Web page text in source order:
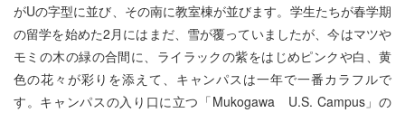
がUの字型に並び、その南に教室棟が並びます。学生たちが春学期
の留学を始めた2月にはまだ、雪が覆っていましたが、今はマツや
モミの木の緑の合間に、ライラックの紫をはじめピンクや白、黄
色の花々が彩りを添えて、キャンパスは一年で一番カラフルで
す。キャンパスの入り口に立つ「Mukogawa U.S. Campus」の